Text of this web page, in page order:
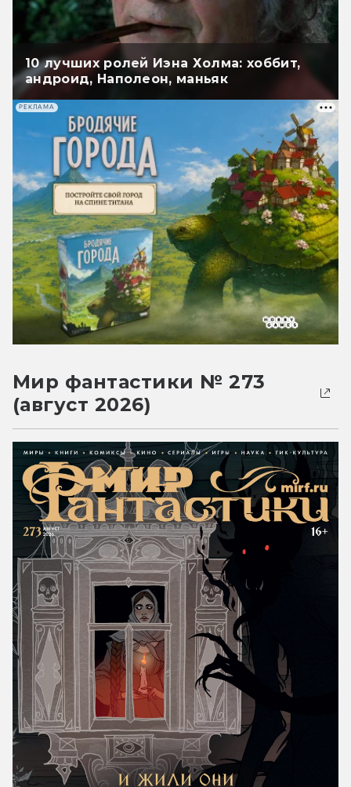
10 лучших ролей Иэна Холма: хоббит,
андроид, Наполеон, маньяк
РЕКЛАМА
Мир фантастики № 273
(август 2026)